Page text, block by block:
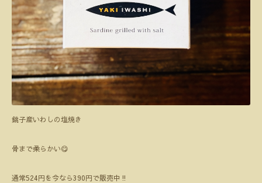
銚子産いわしの塩焼き
骨まで柔らかい😋
通常524円を今なら390円で販売中‼️